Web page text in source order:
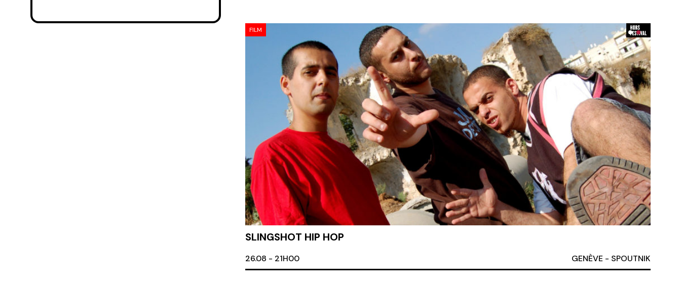
23.09 - 20H30
GENÈVE - MQ PÂQUIS / LA TRAVERSE
24.09 - 19H00
VERNIER - SALLE CHAUVET-LULLIN
FILM
SLINGSHOT HIP HOP
26.08 - 21H00 GENÈVE - SPOUTNIK